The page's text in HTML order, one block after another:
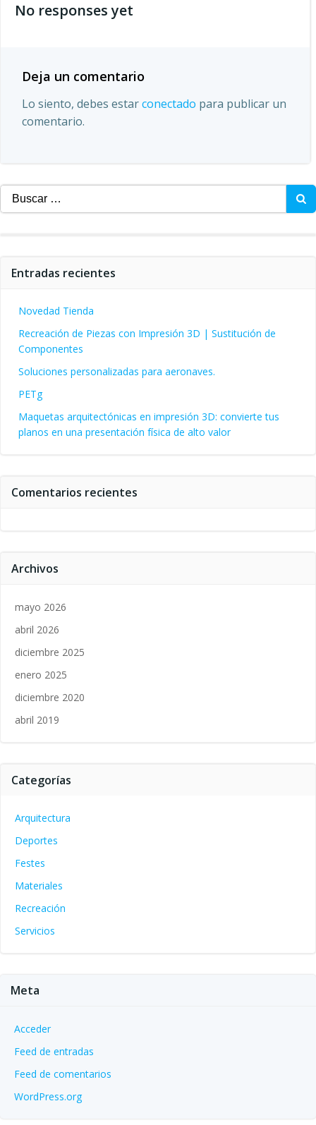
las
No responses yet
Deja un comentario
Lo siento, debes estarconectado para publicar un
comentario.
Buscar:
Entradas recientes
Novedad Tienda
Recreación de Piezas con Impresión 3D | Sustitución de
Componentes
Soluciones personalizadas para aeronaves.
PETg
Maquetas arquitectónicas en impresión 3D: convierte tus
planos en una presentación física de alto valor
Comentarios recientes
Archivos
mayo 2026
abril 2026
diciembre 2025
enero 2025
diciembre 2020
abril 2019
Categorías
Arquitectura
Deportes
Festes
Materiales
Recreación
Servicios
Meta
Acceder
Feed de entradas
Feed de comentarios
WordPress.org